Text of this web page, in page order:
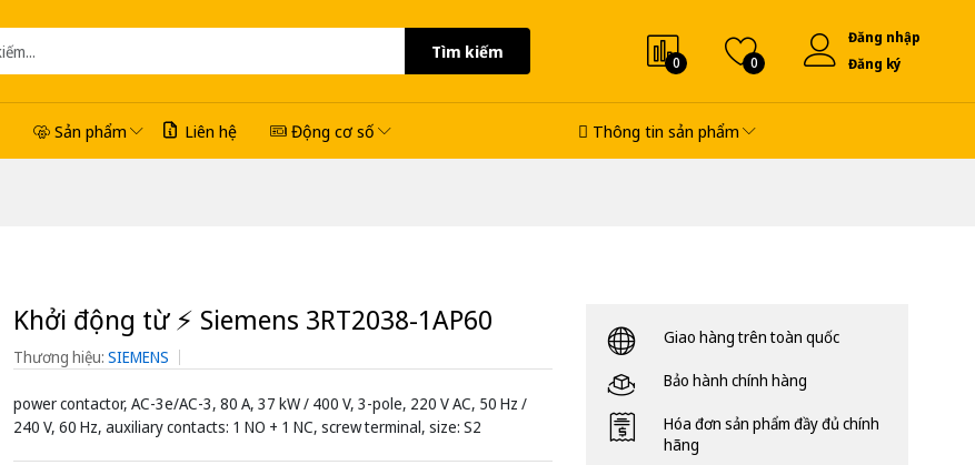
Tìm kiếm
0 0
Đăng nhập
Đăng ký
Sản phẩm Liên hệ Động cơ số Thông tin sản phẩm
Khởi động từ ⚡️ Siemens 3RT2038-1AP60
Thương hiệu: SIEMENS
power contactor, AC-3e/AC-3, 80 A, 37 kW / 400 V, 3-pole, 220 V AC, 50 Hz /
240 V, 60 Hz, auxiliary contacts: 1 NO + 1 NC, screw terminal, size: S2
Giao hàng trên toàn quốc
Bảo hành chính hàng
Hóa đơn sản phẩm đầy đủ chính
hãng